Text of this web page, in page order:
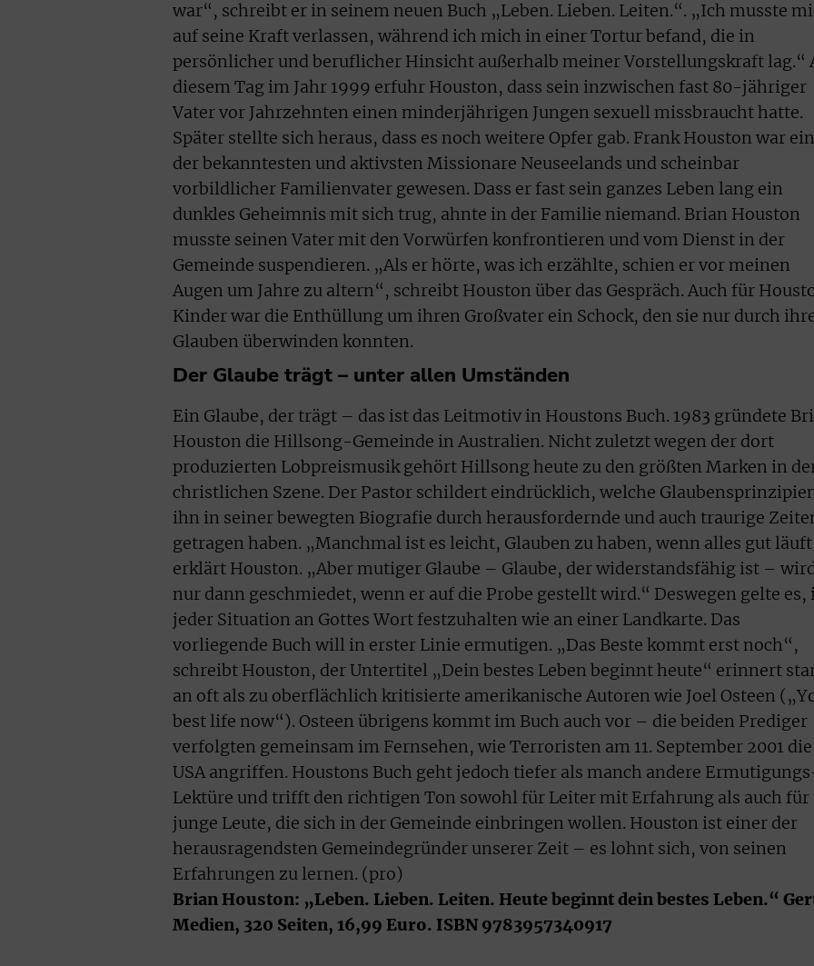
war“, schreibt er in seinem neuen Buch „Leben. Lieben. Leiten.“. „Ich musste
auf seine Kraft verlassen, während ich mich in einer Tortur befand, die in
persönlicher und beruflicher Hinsicht außerhalb meiner Vorstellungskraft lag.“
diesem Tag im Jahr 1999 erfuhr Houston, dass sein inzwischen fast 80-jähriger
Vater vor Jahrzehnten einen minderjährigen Jungen sexuell missbraucht hatte.
Später stellte sich heraus, dass es noch weitere Opfer gab. Frank Houston war
der bekanntesten und aktivsten Missionare Neuseelands und scheinbar
vorbildlicher Familienvater gewesen. Dass er fast sein ganzes Leben lang ein
dunkles Geheimnis mit sich trug, ahnte in der Familie niemand. Brian Houston
musste seinen Vater mit den Vorwürfen konfrontieren und vom Dienst in der
Gemeinde suspendieren. „Als er hörte, was ich erzählte, schien er vor meinen
Augen um Jahre zu altern“, schreibt Houston über das Gespräch. Auch für
Kinder war die Enthüllung um ihren Großvater ein Schock, den sie nur durch
Glauben überwinden konnten.
Der Glaube trägt – unter allen Umständen
Ein Glaube, der trägt – das ist das Leitmotiv in Houstons Buch. 1983 gründete
Houston die Hillsong-Gemeinde in Australien. Nicht zuletzt wegen der dort
produzierten Lobpreismusik gehört Hillsong heute zu den größten Marken in
christlichen Szene. Der Pastor schildert eindrücklich, welche
ihn in seiner bewegten Biografie durch herausfordernde und auch traurige
getragen haben. „Manchmal ist es leicht, Glauben zu haben, wenn alles gut
erklärt Houston. „Aber mutiger Glaube – Glaube, der widerstandsfähig ist –
nur dann geschmiedet, wenn er auf die Probe gestellt wird.“ Deswegen gelte es,
jeder Situation an Gottes Wort festzuhalten wie an einer Landkarte. Das
vorliegende Buch will in erster Linie ermutigen. „Das Beste kommt erst noch“,
schreibt Houston, der Untertitel „Dein bestes Leben beginnt heute“ erinnert
an oft als zu oberflächlich kritisierte amerikanische Autoren wie Joel Osteen
best life now“). Osteen übrigens kommt im Buch auch vor – die beiden Prediger
verfolgten gemeinsam im Fernsehen, wie Terroristen am 11. September 2001 die
USA angriffen. Houstons Buch geht jedoch tiefer als manch andere
Lektüre und trifft den richtigen Ton sowohl für Leiter mit Erfahrung als auch für
junge Leute, die sich in der Gemeinde einbringen wollen. Houston ist einer der
herausragendsten Gemeindegründer unserer Zeit – es lohnt sich, von seinen
Erfahrungen zu lernen. (pro)
Brian Houston: „Leben. Lieben. Leiten. Heute beginnt dein bestes Leben.“
Medien, 320 Seiten, 16,99 Euro. ISBN 9783957340917